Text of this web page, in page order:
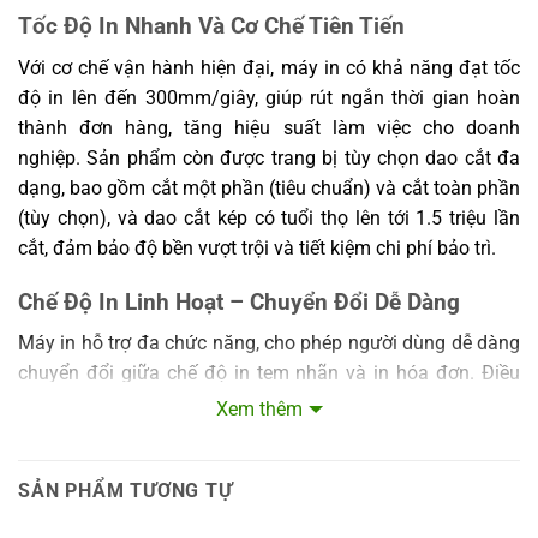
Tốc Độ In Nhanh Và Cơ Chế Tiên Tiến
Với cơ chế vận hành hiện đại, máy in có khả năng đạt tốc
độ in lên đến 300mm/giây, giúp rút ngắn thời gian hoàn
thành đơn hàng, tăng hiệu suất làm việc cho doanh
nghiệp. Sản phẩm còn được trang bị tùy chọn dao cắt đa
dạng, bao gồm cắt một phần (tiêu chuẩn) và cắt toàn phần
(tùy chọn), và dao cắt kép có tuổi thọ lên tới 1.5 triệu lần
cắt, đảm bảo độ bền vượt trội và tiết kiệm chi phí bảo trì.
Chế Độ In Linh Hoạt – Chuyển Đổi Dễ Dàng
Máy in hỗ trợ đa chức năng, cho phép người dùng dễ dàng
chuyển đổi giữa chế độ in tem nhãn và in hóa đơn. Điều
này giúp tối ưu hóa thiết bị cho nhiều mục đích sử dụng
Xem thêm
SẢN PHẨM TƯƠNG TỰ